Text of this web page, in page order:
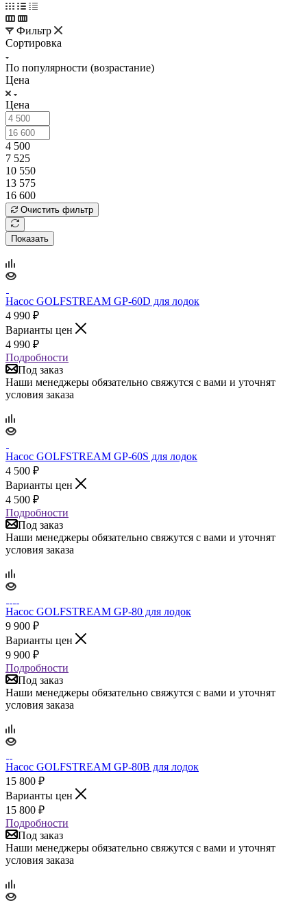
Фильтр
Сортировка
По популярности (возрастание)
Цена
Цена
4 500
7 525
10 550
13 575
16 600
Очистить фильтр
Показать
Насос GOLFSTREAM GP-60D для лодок
4 990 ₽
Варианты цен
4 990 ₽
Подробности
Под заказ
Наши менеджеры обязательно свяжутся с вами и уточнят
условия заказа
Насос GOLFSTREAM GP-60S для лодок
4 500 ₽
Варианты цен
4 500 ₽
Подробности
Под заказ
Наши менеджеры обязательно свяжутся с вами и уточнят
условия заказа
Насос GOLFSTREAM GP-80 для лодок
9 900 ₽
Варианты цен
9 900 ₽
Подробности
Под заказ
Наши менеджеры обязательно свяжутся с вами и уточнят
условия заказа
Насос GOLFSTREAM GP-80B для лодок
15 800 ₽
Варианты цен
15 800 ₽
Подробности
Под заказ
Наши менеджеры обязательно свяжутся с вами и уточнят
условия заказа